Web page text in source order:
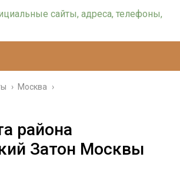
› Москва ›
района
Затон Москвы